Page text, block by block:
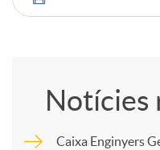
C
m
Notícies
Caixa Enginyers